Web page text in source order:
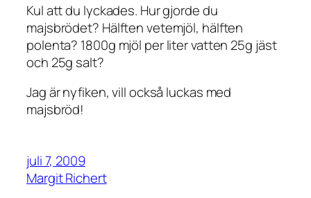
Kul att du lyckades. Hur gjorde du
majsbrödet? Hälften vetemjöl, hälften
polenta? 1800g mjöl per liter vatten 25g jäst
och 25g salt?
Jag är nyfiken, vill också luckas med
majsbröd!
juli 7, 2009
Margit Richert